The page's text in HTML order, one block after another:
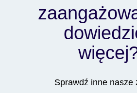
Sprawdź inne nasze